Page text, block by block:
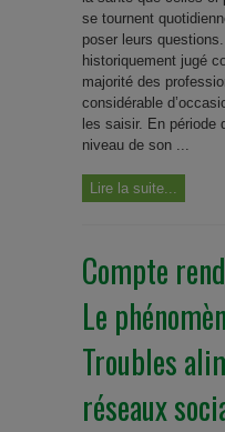
se tournent
poser leurs
historiquement jugé
majorité des
considérable
les saisir. En période
niveau de son ...
Lire la suite...
Compte
Le
Troubles
réseaux